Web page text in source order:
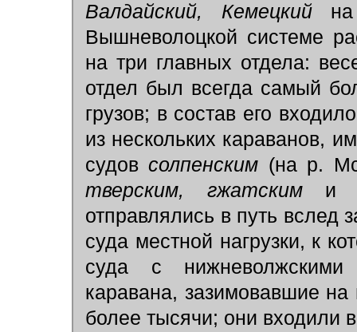
Валдайский, Кемецкий
Вышневолоцкой системе
на три главных отдела:
отдел был всегда самый
грузов; в состав его
из нескольких караванов,
судовсолпенским (на р.
тверским, гжатским
отправлялись в путь вслед
суда местной нагрузки, к
суда с нижневолжскими
каравана, зазимовавшие
более тысячи; они входили